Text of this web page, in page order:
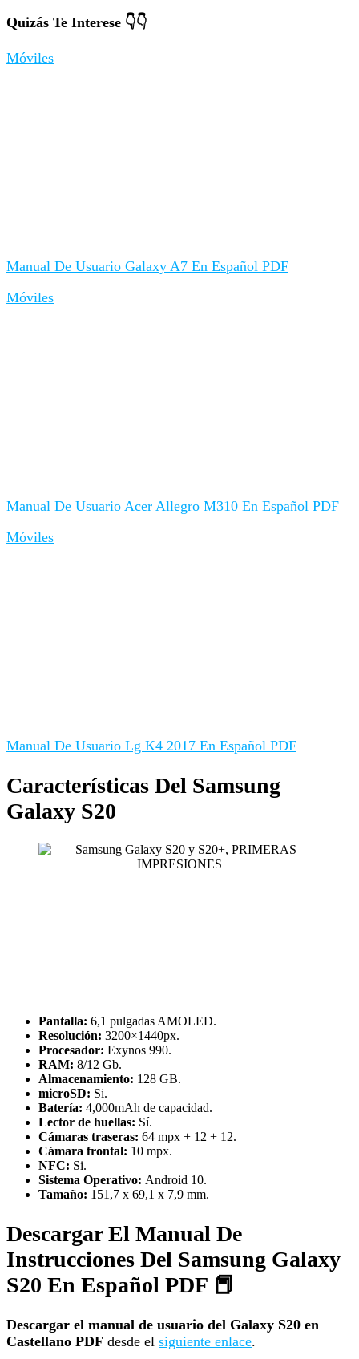
Quizás Te Interese 👇👇
Móviles
Manual De Usuario Galaxy A7 En Español PDF
Móviles
Manual De Usuario Acer Allegro M310 En Español PDF
Móviles
Manual De Usuario Lg K4 2017 En Español PDF
Características Del Samsung
Galaxy S20
Pantalla: 6,1 pulgadas AMOLED.
Resolución: 3200×1440px.
Procesador: Exynos 990.
RAM: 8/12 Gb.
Almacenamiento: 128 GB.
microSD: Si.
Batería: 4,000mAh de capacidad.
Lector de huellas: Sí.
Cámaras traseras: 64 mpx + 12 + 12.
Cámara frontal: 10 mpx.
NFC: Si.
Sistema Operativo: Android 10.
Tamaño: 151,7 x 69,1 x 7,9 mm.
Descargar El Manual De
Instrucciones Del Samsung Galaxy
S20 En Español PDF 📕
Descargar el manual de usuario del Galaxy S20 en
Castellano PDF desde el siguiente enlace.